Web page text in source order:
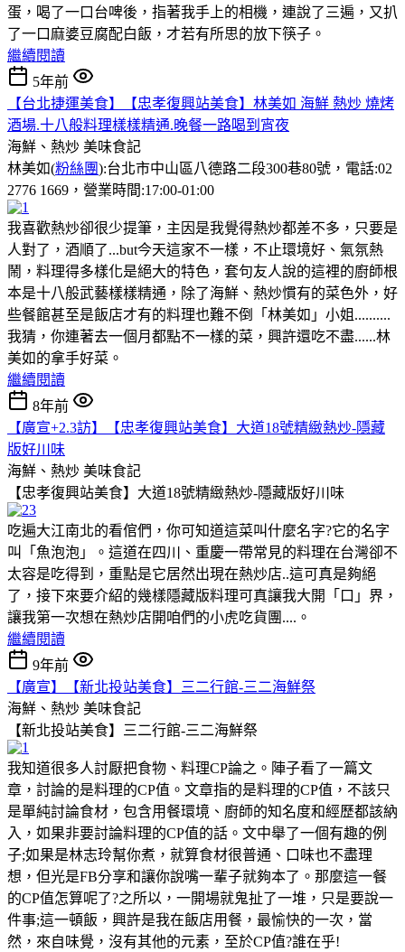
蛋，喝了一口台啤後，指著我手上的相機，連說了三遍，又扒
了一口麻婆豆腐配白飯，才若有所思的放下筷子。
繼續閱讀
5年前
【台北捷運美食】【忠孝復興站美食】林美如 海鮮 熱炒 燒烤
酒場.十八般料理樣樣精通.晚餐一路喝到宵夜
海鮮、熱炒 美味食記
林美如(粉絲團):台北市中山區八德路二段300巷80號，電話:02
2776 1669，營業時間:17:00-01:00
我喜歡熱炒卻很少提筆，主因是我覺得熱炒都差不多，只要是
人對了，酒順了...but今天這家不一樣，不止環境好、氣氛熱
鬧，料理得多樣化是絕大的特色，套句友人說的這裡的廚師根
本是十八般武藝樣樣精通，除了海鮮、熱炒慣有的菜色外，好
些餐館甚至是飯店才有的料理也難不倒「林美如」小姐..........
我猜，你連著去一個月都點不一樣的菜，興許還吃不盡......林
美如的拿手好菜。
繼續閱讀
8年前
【廣宣+2.3訪】【忠孝復興站美食】大道18號精緻熱炒-隱藏
版好川味
海鮮、熱炒 美味食記
【忠孝復興站美食】大道18號精緻熱炒-隱藏版好川味
吃遍大江南北的看倌們，你可知道這菜叫什麼名字?它的名字
叫「魚泡泡」。這道在四川、重慶一帶常見的料理在台灣卻不
太容是吃得到，重點是它居然出現在熱炒店..這可真是夠絕
了，接下來要介紹的幾樣隱藏版料理可真讓我大開「口」界，
讓我第一次想在熱炒店開咱們的小虎吃貨團....。
繼續閱讀
9年前
【廣宣】【新北投站美食】三二行館-三二海鮮祭
海鮮、熱炒 美味食記
【新北投站美食】三二行館-三二海鮮祭
我知道很多人討厭把食物、料理CP論之。陣子看了一篇文
章，討論的是料理的CP值。文章指的是料理的CP值，不該只
是單純討論食材，包含用餐環境、廚師的知名度和經歷都該納
入，如果非要討論料理的CP值的話。文中舉了一個有趣的例
子;如果是林志玲幫你煮，就算食材很普通、口味也不盡理
想，但光是FB分享和讓你說嘴一輩子就夠本了。那麼這一餐
的CP值怎算呢了?之所以，一開場就鬼扯了一堆，只是要說一
件事;這一頓飯，興許是我在飯店用餐，最愉快的一次，當
然，來自味覺，沒有其他的元素，至於CP值?誰在乎!